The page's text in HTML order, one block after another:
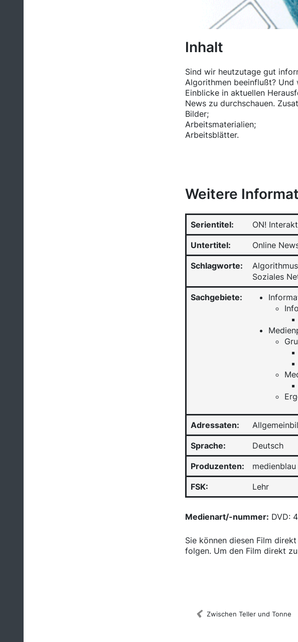
Inhalt
Sind wir heutzutage gut
Algorithmen beeinflußt? Und
Einblicke in aktuellen
News zu durchschauen.
Bilder;
Arbeitsmaterialien;
Arbeitsblätter.
Weitere
Serientitel: ON!
Untertitel: Online
Schlagworte:
Soziales
Sachgebiete:
Adressaten:
Sprache: Deutsch
Produzenten:
FSK: Lehr
Medienart/-nummer: DVD:
Sie können diesen Film
folgen. Um den Film direkt
Zwischen Teller und Tonne